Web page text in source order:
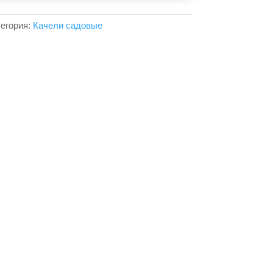
Качели садовые